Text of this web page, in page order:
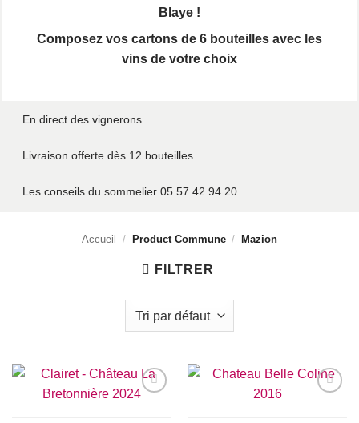
Blaye !
Composez vos cartons de 6 bouteilles avec les
vins de votre choix
En direct des vignerons
Livraison offerte dès 12 bouteilles
Les conseils du sommelier 05 57 42 94 20
Accueil / Product Commune / Mazion
FILTRER